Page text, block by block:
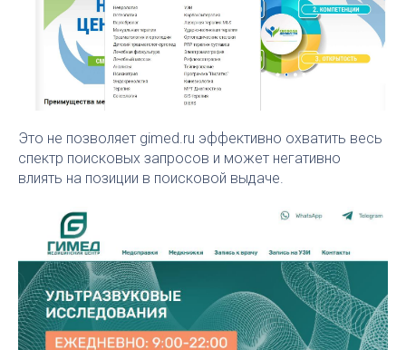
Это не позволяет gimed.ru эффективно охватить весь
спектр поисковых запросов и может негативно
влиять на позиции в поисковой выдаче.